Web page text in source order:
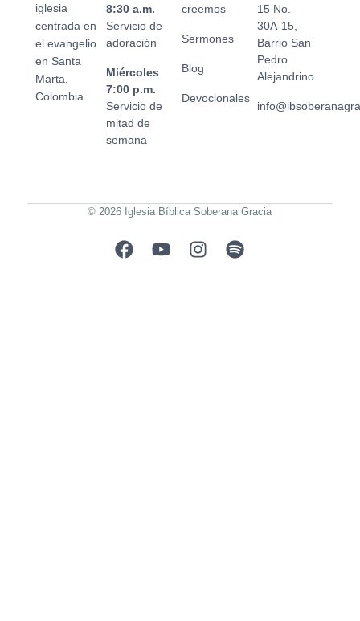
iglesia
centrada en
el evangelio
en Santa
Marta,
Colombia.
8:30 a.m.
Servicio de
adoración
Miércoles
7:00 p.m.
Servicio de
mitad de
semana
creemos
Sermones
Blog
Devocionales
15 No.
30A-15,
Barrio San
Pedro
Alejandrino
© 2026 Iglesia Bíblica Soberana Gracia